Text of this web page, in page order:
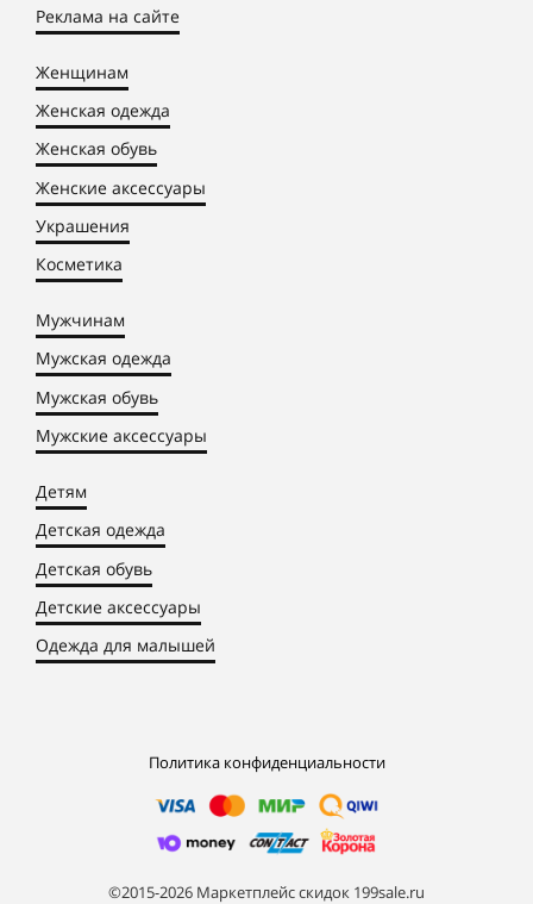
Реклама на сайте
Женщинам
Женская одежда
Женская обувь
Женские аксессуары
Украшения
Косметика
Мужчинам
Мужская одежда
Мужская обувь
Мужские аксессуары
Детям
Детская одежда
Детская обувь
Детские аксессуары
Одежда для малышей
Политика конфиденциальности
©2015-2026 Маркетплейс скидок 199sale.ru